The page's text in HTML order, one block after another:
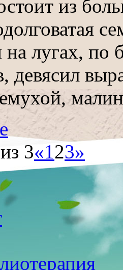
из
на лугах, по
девясил
3«123»